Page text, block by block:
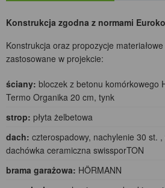
Konstrukcja zgodna z normami
Konstrukcja oraz propozycje materiałowe
zastosowane w projekcie:
ściany: bloczek z betonu komórkowego
Termo Organika 20 cm, tynk
strop: płyta żelbetowa
dach: czterospadowy, nachylenie 30 st.
dachówka ceramiczna swissporTON
brama garażowa: HÖRMANN